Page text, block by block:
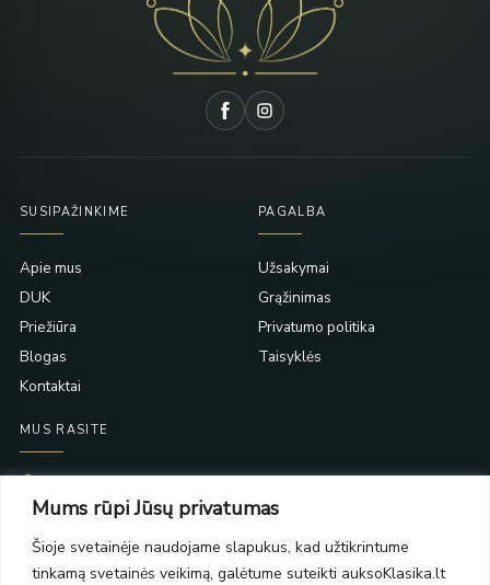
Mums rūpi Jūsų privatumas
Šioje svetainėje naudojame slapukus, kad užtikrintume
tinkamą svetainės veikimą, galėtume suteikti auksoKlasika.lt
SUSIPAŽINKIME
Apie mus
DUK
Priežiūra
Blogas
Kontaktai
PAGALBA
Užsakymai
Grąžinimas
Privatumo politika
Taisyklės
MUS RASITE
PC Molas, Klaipėda
PC BIG 2, Klaipėda
Šilutės pl. 35